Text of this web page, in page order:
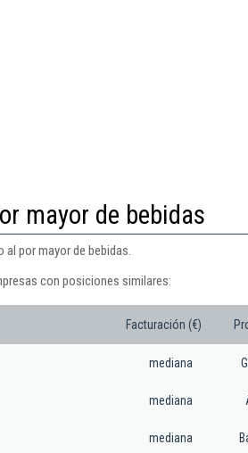
mayor de bebidas
por mayor de bebidas.
con posiciones similares:
Facturación (€)
mediana
mediana
mediana